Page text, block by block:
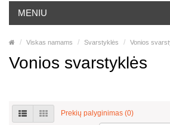
MENIU
Viskas namams Svarstyklės Vonios
Vonios svarstyklės
Prekių palyginimas (0)